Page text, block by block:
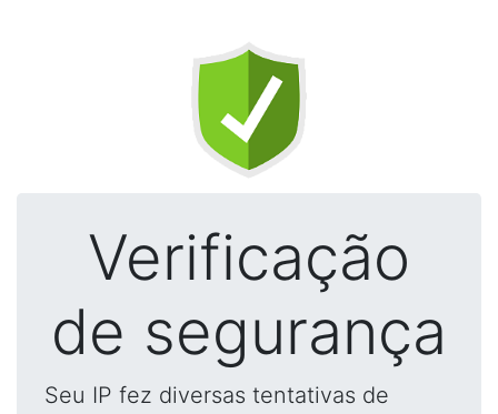
Verificação
de segurança
Seu IP fez diversas tentativas de